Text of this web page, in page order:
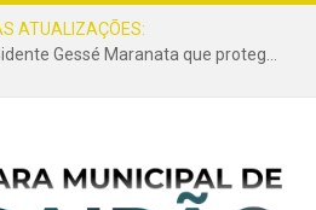
ATUALIZAÇÕES:
Projeto de autoria do presidente Gessé Maranata que protege as estradas vicinais de Trairão é transformado em lei